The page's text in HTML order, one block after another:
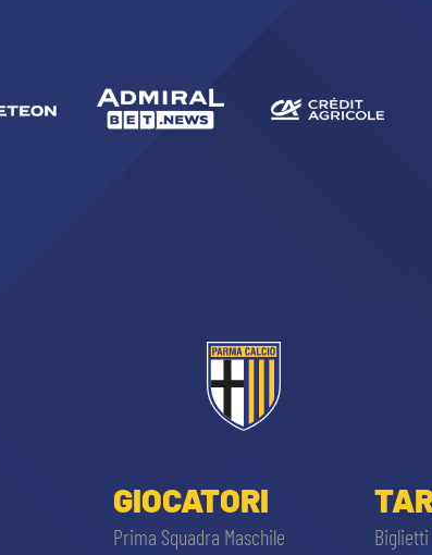
GIOCATORI
Prima Squadra Maschile
Biglietti